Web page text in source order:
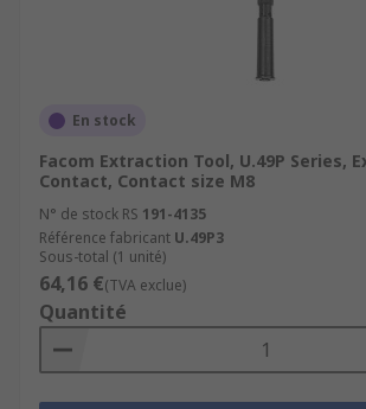
En stock
Facom Extraction Tool, U.49P Series,
Contact, Contact size M8
N° de stock RS 191-4135
Référence fabricant U.49P3
Sous-total (1 unité)
64,16 €(TVA exclue)
Quantité